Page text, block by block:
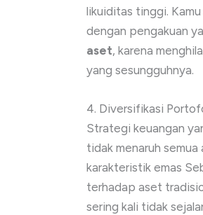
likuiditas tinggi.
dengan pengakuan
aset, karena
yang sesungguhnya.
4. Diversifikasi
Strategi keuangan
tidak menaruh
karakteristik emas
terhadap aset
sering kali tidak